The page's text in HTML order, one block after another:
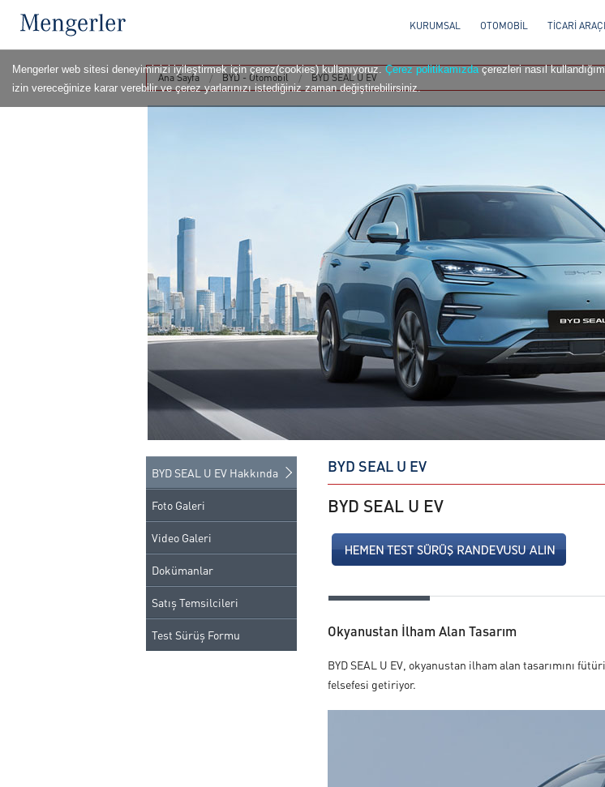
KURUMSAL OTOMOBİL TİCARİ
Ana Sayfa BYD - Otomobil BYD SEAL U EV
BYD SEAL U EV Hakkında
Foto Galeri
Video Galeri
Dokümanlar
Satış Temsilcileri
Test Sürüş Formu
BYD SEAL U EV
BYD SEAL U EV
Okyanustan İlham Alan Tasarım
BYD SEAL U EV, okyanustan ilham alan tasarımını
felsefesi getiriyor.
Mengerler web sitesi deneyiminizi iyileştirmek için çerez(cookies) kullanıyoruz.Çerez politikamızdaçerezleri nasıl
izin vereceğinize karar verebilir ve çerez yarlarınızı istediğiniz zaman değiştirebilirsiniz.